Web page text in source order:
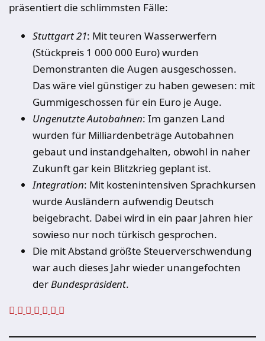
präsentiert die schlimmsten Fälle:
Stuttgart 21: Mit teuren Wasserwerfern
(Stückpreis 1 000 000 Euro) wurden
Demonstranten die Augen ausgeschossen.
Das wäre viel günstiger zu haben gewesen: mit
Gummigeschossen für ein Euro je Auge.
Ungenutzte Autobahnen: Im ganzen Land
wurden für Milliardenbeträge Autobahnen
gebaut und instandgehalten, obwohl in naher
Zukunft gar kein Blitzkrieg geplant ist.
Integration: Mit kostenintensiven Sprachkursen
wurde Ausländern aufwendig Deutsch
beigebracht. Dabei wird in ein paar Jahren hier
sowieso nur noch türkisch gesprochen.
Die mit Abstand größte Steuerverschwendung
war auch dieses Jahr wieder unangefochten
derBundespräsident.